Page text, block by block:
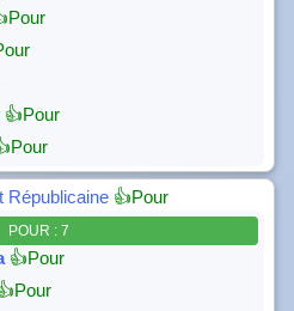
👍Pour
Républicaine 👍Pour
POUR : 7
👍Pour